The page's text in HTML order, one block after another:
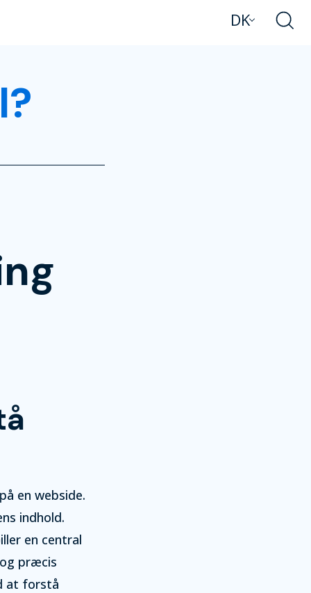
DK
en webside.
indhold.
en central
præcis
at forstå